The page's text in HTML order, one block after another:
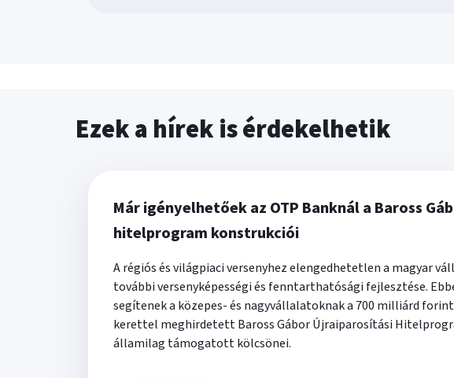
Ezek a hírek is érdekelhetik
Már igényelhetőek az OTP Banknál a Baross
hitelprogram konstrukciói
A régiós és világpiaci versenyhez elengedhetetlen a magyar
további versenyképességi és fenntarthatósági fejlesztése.
segítenek a közepes- és nagyvállalatoknak a 700 milliárd
kerettel meghirdetett Baross Gábor Újraiparosítási
államilag támogatott kölcsönei.